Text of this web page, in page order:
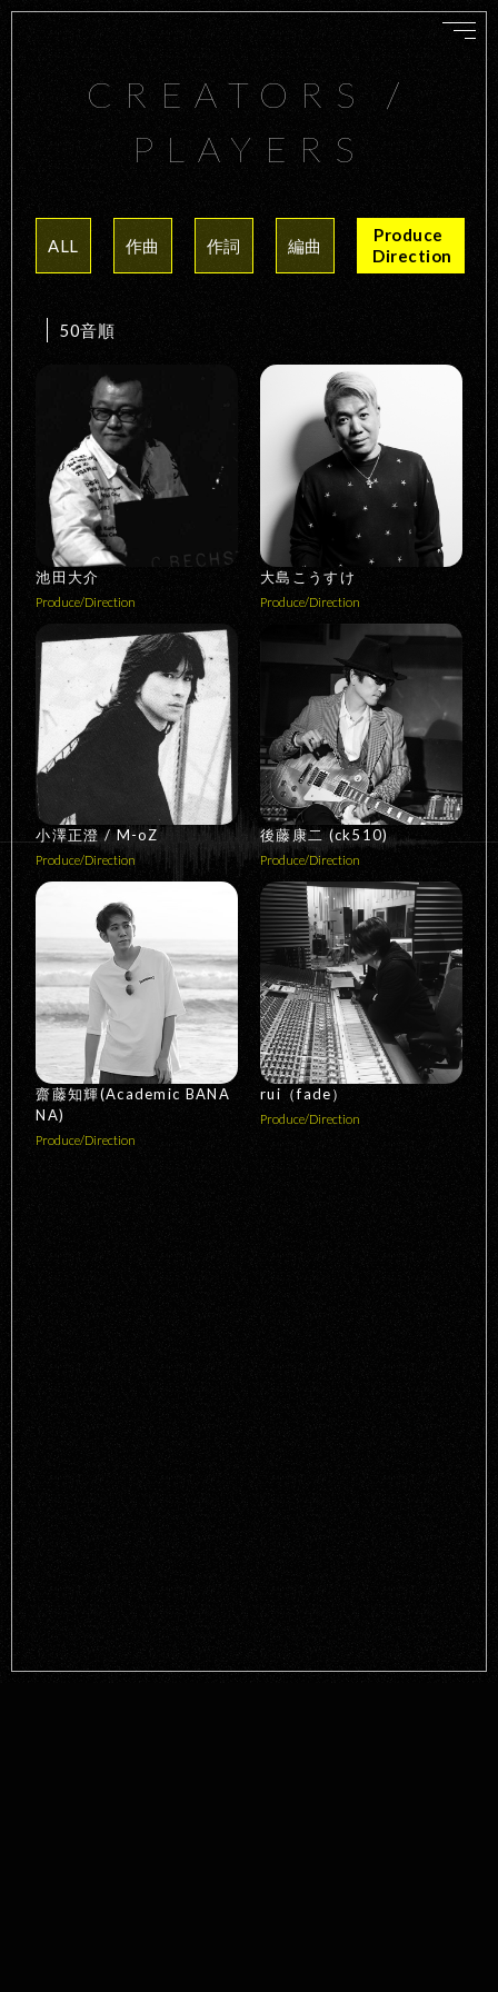
CREATORS /
PLAYERS
ALL 作曲 作詞 編曲
Produce
Direction
50音順
池田大介
Produce/Direction
大島こうすけ
Produce/Direction
小澤正澄 / M-oZ
Produce/Direction
後藤康二 (ck510)
Produce/Direction
齋藤知輝(Academic BANA
NA)
Produce/Direction
rui（fade）
Produce/Direction